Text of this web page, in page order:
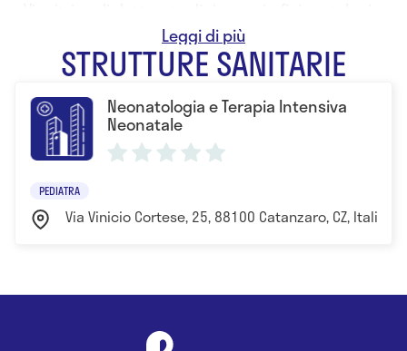
e clinica delle malattie endocrino-metaboliche
presso l’Università di Genova
STRUTTURE SANITARIE
Neonatologia e Terapia Intensiva
Neonatale
PEDIATRA
Via Vinicio Cortese, 25, 88100 Catanzaro, CZ, Italia